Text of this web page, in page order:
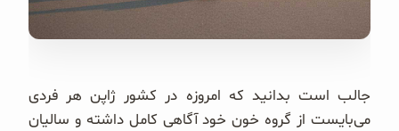
وبلاگ
جالب است بدانید که امروزه در کشور ژاپن هر فردی
می‌بایست از گروه خون خود آگاهی کامل داشته و سالیان